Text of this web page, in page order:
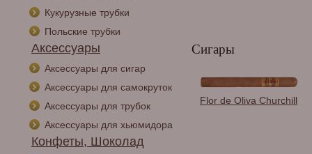
Кукурузные трубки
Польские трубки
Аксессуары
Аксессуары для сигар
Аксессуары для самокруток
Аксессуары для трубок
Аксессуары для хьюмидора
Конфеты, Шоколад
Зажигалка сигарная
Сигары
Flor de Oliva Churchill